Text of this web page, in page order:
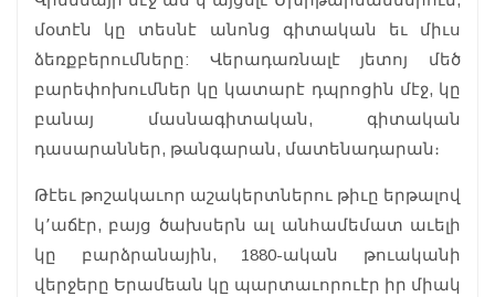
մօտէն կը տեսնէ անոնց գիտական եւ միւս
ձեռքբերումները: Վերադառնալէ յետոյ մեծ
բարեփոխումներ կը կատարէ դպրոցին մէջ, կը
բանայ մասնագիտական, գիտական
դասարաններ, թանգարան, մատենադարան։
Թէեւ թոշակաւոր աշակերտներու թիւը երթալով
կ՚աճէր, բայց ծախսերն ալ անհամեմատ աւելի
կը բարձրանային, 1880-ական թուականի
վերջերը Երամեան կը պարտաւորուէր իր միակ